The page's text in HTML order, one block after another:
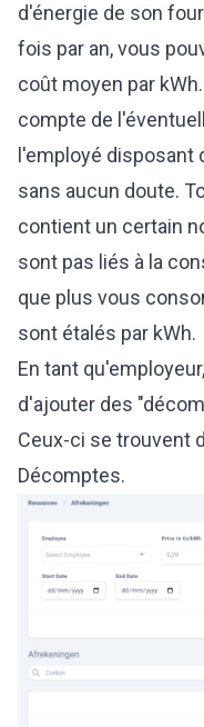
d'énergie de son
fois par an, vous
coût moyen par
compte de
l'employé disposant
sans aucun doute.
contient un certain
sont pas liés à la
que plus vous
sont étalés par kWh.
En tant
d'ajouter des
Ceux-ci se trouvent
Décomptes.